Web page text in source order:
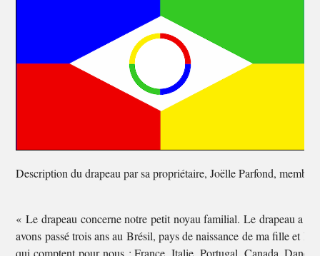
Description du drapeau par sa propriétaire, Joëlle Parfond,
« Le drapeau concerne notre petit noyau familial. Le drapeau a la
avons passé trois ans au Brésil, pays de naissance de ma fille et
qui comptent pour nous : France, Italie, Portugal, Canada,